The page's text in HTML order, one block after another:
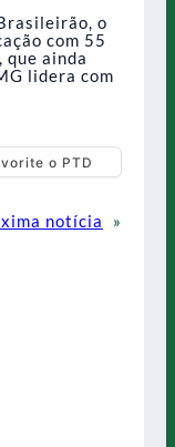
o
com 55
que ainda
lidera com
o PTD
notícia
»